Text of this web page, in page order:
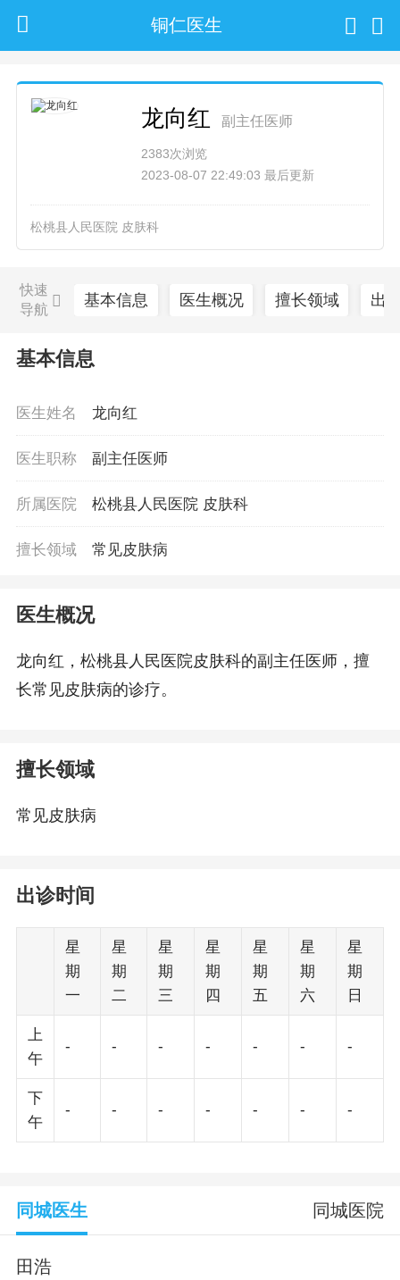
铜仁医生
龙向红 副主任医师
2383次浏览
2023-08-07 22:49:03 最后更新
松桃县人民医院 皮肤科
快速
导航
基本信息 医生概况 擅长领域 出
基本信息
医生姓名 龙向红
医生职称 副主任医师
所属医院 松桃县人民医院 皮肤科
擅长领域 常见皮肤病
医生概况
龙向红，松桃县人民医院皮肤科的副主任医师，擅
长常见皮肤病的诊疗。
擅长领域
常见皮肤病
出诊时间
星
期
一
星
期
二
星
期
三
星
期
四
星
期
五
星
期
六
星
期
日
上
午
- - - - - - -
下
午
- - - - - - -
同城医生 同城医院
田浩